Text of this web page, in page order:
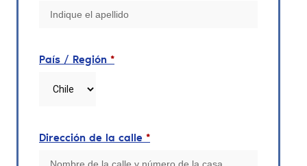
País / Región *
Dirección de la calle *